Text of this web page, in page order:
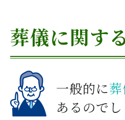
葬儀に関す
一般的に
あるのでし